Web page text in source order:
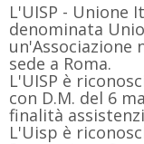
L'UISP - Unione
denominata
un'Associazione
sede a Roma.
L'UISP è
con D.M. del 6
finalità
L'Uisp è